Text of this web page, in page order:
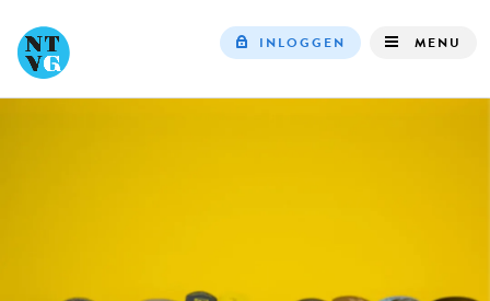
INLOGGEN MENU